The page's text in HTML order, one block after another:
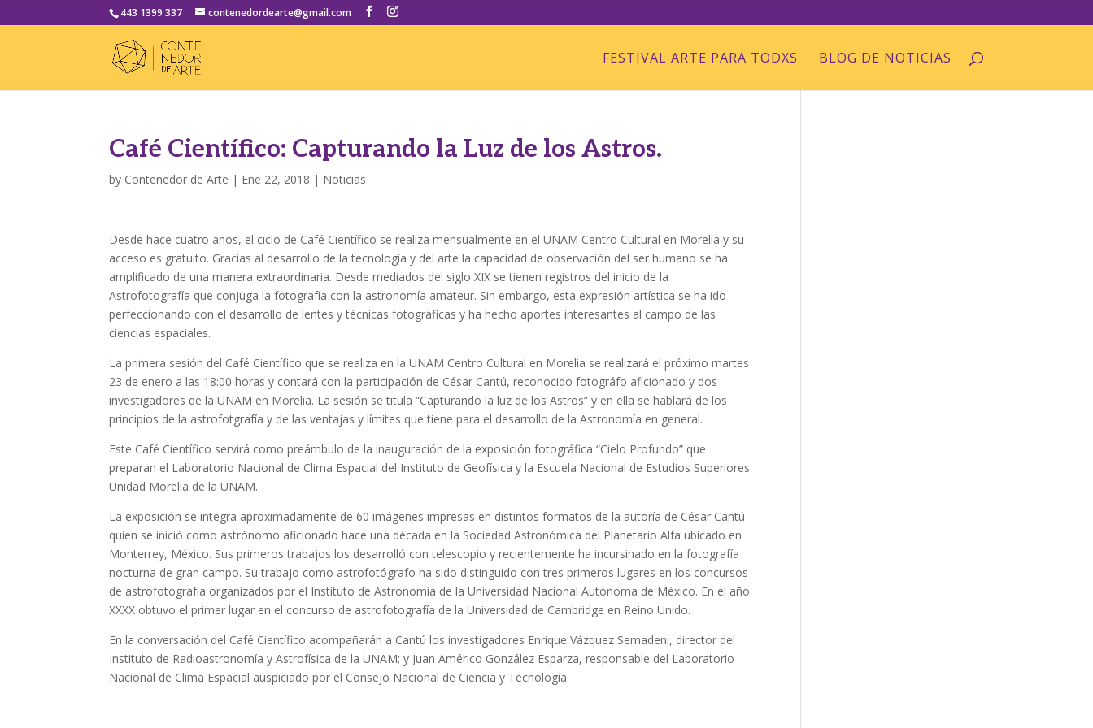
443 1399 337 contenedordearte@gmail.com
FESTIVAL ARTE PARA TODXS BLOG DE NOTICIAS
Café Científico: Capturando la Luz de los Astros.
by Contenedor de Arte | Ene 22, 2018 | Noticias
Desde hace cuatro años, el ciclo de Café Científico se realiza mensualmente en el UNAM Centro Cultural en Morelia y su
acceso es gratuito. Gracias al desarrollo de la tecnología y del arte la capacidad de observación del ser humano se ha
amplificado de una manera extraordinaria. Desde mediados del siglo XIX se tienen registros del inicio de la
Astrofotografía que conjuga la fotografía con la astronomía amateur. Sin embargo, esta expresión artística se ha ido
perfeccionando con el desarrollo de lentes y técnicas fotográficas y ha hecho aportes interesantes al campo de las
ciencias espaciales.
La primera sesión del Café Científico que se realiza en la UNAM Centro Cultural en Morelia se realizará el próximo martes
23 de enero a las 18:00 horas y contará con la participación de César Cantú, reconocido fotográfo aficionado y dos
investigadores de la UNAM en Morelia. La sesión se titula “Capturando la luz de los Astros” y en ella se hablará de los
principios de la astrofotgrafía y de las ventajas y límites que tiene para el desarrollo de la Astronomía en general.
Este Café Científico servirá como preámbulo de la inauguración de la exposición fotográfica “Cielo Profundo” que
preparan el Laboratorio Nacional de Clima Espacial del Instituto de Geofísica y la Escuela Nacional de Estudios Superiores
Unidad Morelia de la UNAM.
La exposición se integra aproximadamente de 60 imágenes impresas en distintos formatos de la autoría de César Cantú
quien se inició como astrónomo aficionado hace una década en la Sociedad Astronómica del Planetario Alfa ubicado en
Monterrey, México. Sus primeros trabajos los desarrolló con telescopio y recientemente ha incursinado en la fotografía
nocturna de gran campo. Su trabajo como astrofotógrafo ha sido distinguido con tres primeros lugares en los concursos
de astrofotografía organizados por el Instituto de Astronomía de la Universidad Nacional Autónoma de México. En el año
XXXX obtuvo el primer lugar en el concurso de astrofotografía de la Universidad de Cambridge en Reino Unido.
En la conversación del Café Científico acompañarán a Cantú los investigadores Enrique Vázquez Semadeni, director del
Instituto de Radioastronomía y Astrofísica de la UNAM; y Juan Américo González Esparza, responsable del Laboratorio
Nacional de Clima Espacial auspiciado por el Consejo Nacional de Ciencia y Tecnología.